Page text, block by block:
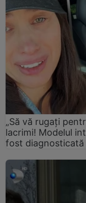
„Să vă rugați
lacrimi! Modelul
fost diagnosticată